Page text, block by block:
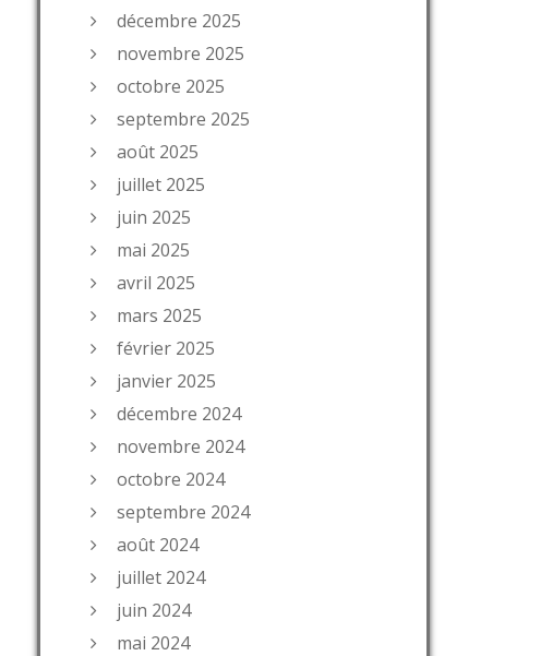
décembre 2025
novembre 2025
octobre 2025
septembre 2025
août 2025
juillet 2025
juin 2025
mai 2025
avril 2025
mars 2025
février 2025
janvier 2025
décembre 2024
novembre 2024
octobre 2024
septembre 2024
août 2024
juillet 2024
juin 2024
mai 2024